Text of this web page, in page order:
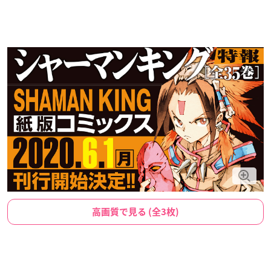
高画質で見る (全3枚)